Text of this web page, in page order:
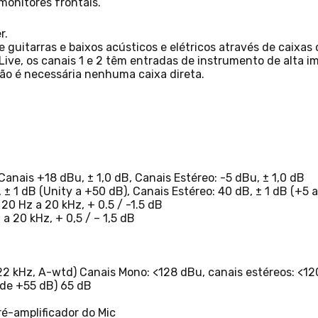
guitarras e baixos acústicos e elétricos através de
os canais 1 e 2 têm entradas de instrumento de alta
é necessária nenhuma caixa direta.
+18 dBu, ± 1,0 dB, Canais Estéreo: -5 dBu, ± 1,0 dB
1 dB (Unity a +50 dB), Canais Estéreo: 40 dB, ± 1 dB (+5
Hz a 20 kHz, + 0.5 / -1.5 dB
20 kHz, + 0,5 / – 1,5 dB
kHz, A-wtd) Canais Mono: <128 dBu, canais estéreos:
+55 dB) 65 dB
amplificador do Mic